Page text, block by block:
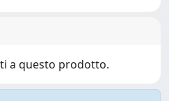
a questo prodotto.